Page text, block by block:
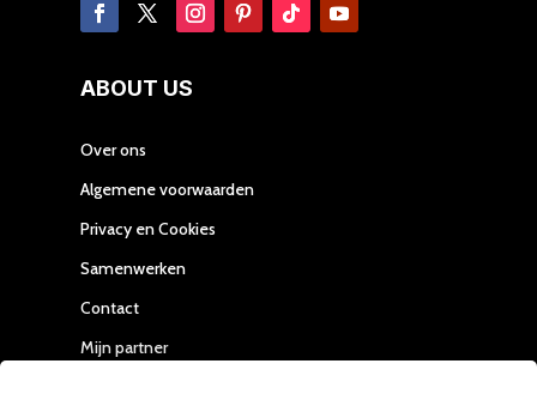
ABOUT US
Over ons
Algemene voorwaarden
Privacy en Cookies
Samenwerken
Contact
Mijn partner